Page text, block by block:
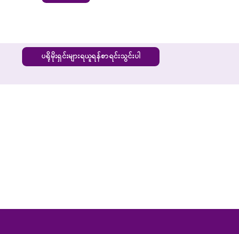
ပရိုမိုးရှင်းများရယူရန်စာရင်းသွင်းပါ